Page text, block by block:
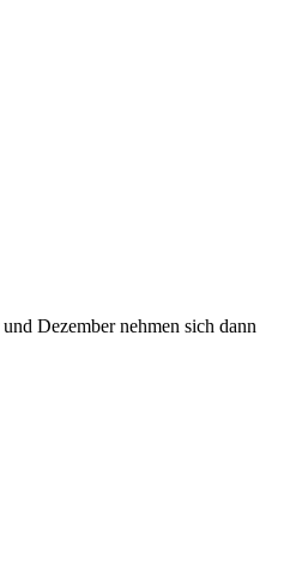
Dezember nehmen sich dann